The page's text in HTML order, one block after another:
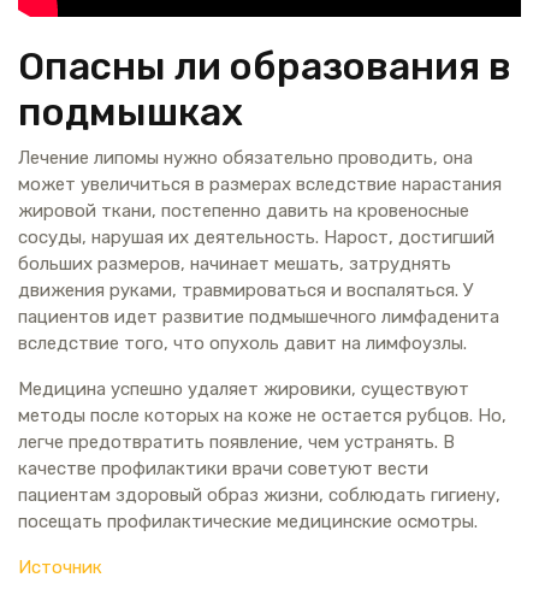
Опасны ли образования в
подмышках
Лечение липомы нужно обязательно проводить, она
может увеличиться в размерах вследствие нарастания
жировой ткани, постепенно давить на кровеносные
сосуды, нарушая их деятельность. Нарост, достигший
больших размеров, начинает мешать, затруднять
движения руками, травмироваться и воспаляться. У
пациентов идет развитие подмышечного лимфаденита
вследствие того, что опухоль давит на лимфоузлы.
Медицина успешно удаляет жировики, существуют
методы после которых на коже не остается рубцов. Но,
легче предотвратить появление, чем устранять. В
качестве профилактики врачи советуют вести
пациентам здоровый образ жизни, соблюдать гигиену,
посещать профилактические медицинские осмотры.
Источник